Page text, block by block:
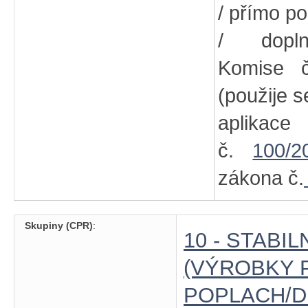
/ přímo
/
(použije
č. 100/
zákona č.
Skupiny (CPR):
10 -
(VÝROBKY
POPLACH/